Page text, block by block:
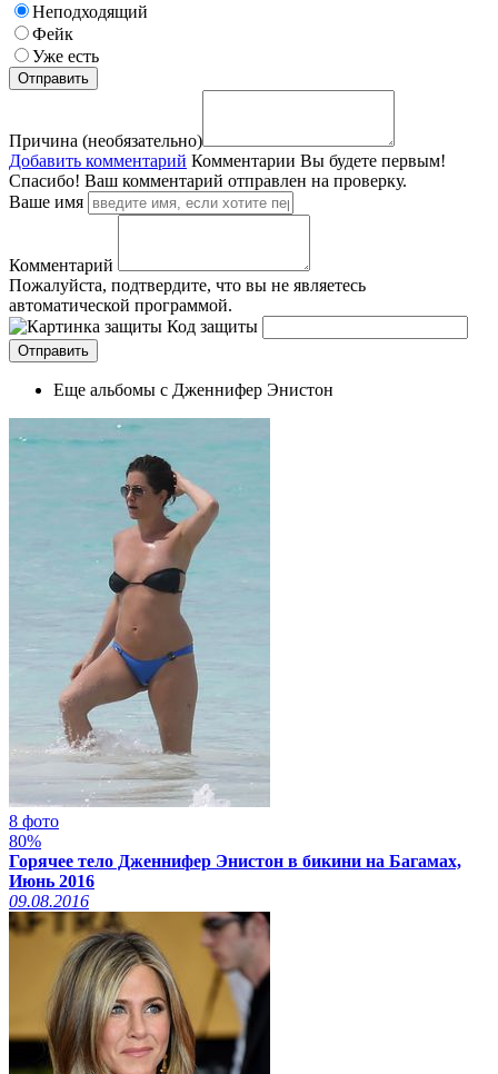
Неподходящий
Фейк
Уже есть
Причина (необязательно)
Добавить комментарий Комментарии Вы будете первым!
Спасибо! Ваш комментарий отправлен на проверку.
Ваше имя
Комментарий
Пожалуйста, подтвердите, что вы не являетесь
автоматической программой.
Код защиты
Еще альбомы с Дженнифер Энистон
8 фото
80%
Горячее тело Дженнифер Энистон в бикини на Багамах,
Июнь 2016
09.08.2016